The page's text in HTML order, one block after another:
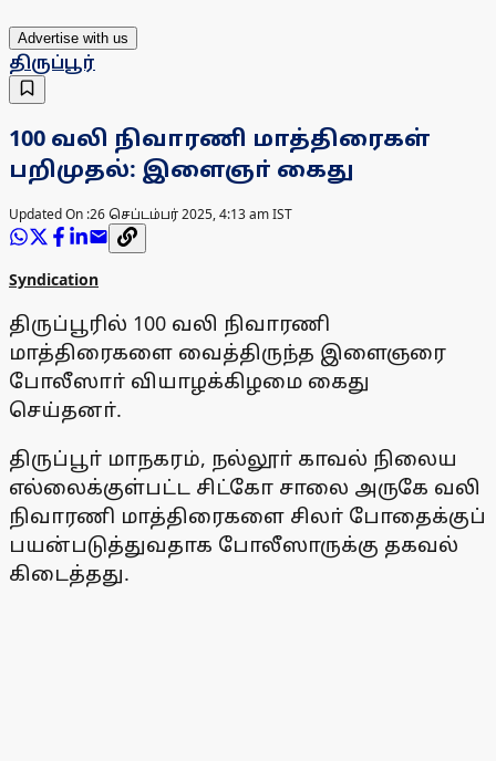
Advertise with us
திருப்பூர்
100 வலி நிவாரணி மாத்திரைகள்
பறிமுதல்: இளைஞா் கைது
Updated On :26 செப்டம்பர் 2025, 4:13 am IST
Syndication
திருப்பூரில் 100 வலி நிவாரணி
மாத்திரைகளை வைத்திருந்த இளைஞரை
போலீஸாா் வியாழக்கிழமை கைது
செய்தனா்.
திருப்பூா் மாநகரம், நல்லூா் காவல் நிலைய
எல்லைக்குள்பட்ட சிட்கோ சாலை அருகே வலி
நிவாரணி மாத்திரைகளை சிலா் போதைக்குப்
பயன்படுத்துவதாக போலீஸாருக்கு தகவல்
கிடைத்தது.